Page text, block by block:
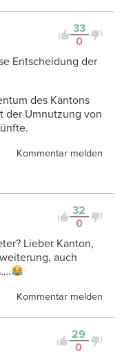
33
0
Entscheidung der
des Kantons
der Umnutzung von
Kommentar melden
32
0
Lieber Kanton,
auch
Kommentar melden
29
0